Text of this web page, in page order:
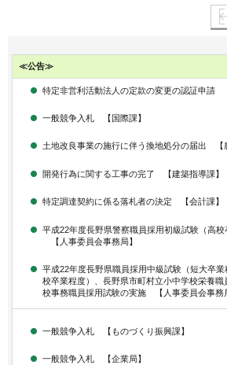
≪公告≫
特定非営利活動法人の定款の変更の認証申請
一般競争入札 【国際課】
土地改良事業の施行に伴う換地処分の届出 【
開発行為に関する工事の完了 【建築指導課】
特定調達契約に係る落札者の決定 【会計課】
平成22年度長野県警察職員採用初級試験（高
【人事委員会事務局】
平成22年度長野県職員採用中級試験（短大卒
校卒業程度）、長野県市町村立小中学校栄養
校事務職員採用試験の実施 【人事委員会事務
一般競争入札 【ものづくり振興課】
一般競争入札 【企業局】